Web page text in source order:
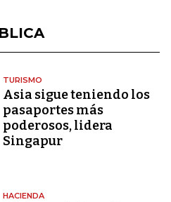
TURISMO
Asia sigue teniendo los
pasaportes más
poderosos, lidera
Singapur
HACIENDA